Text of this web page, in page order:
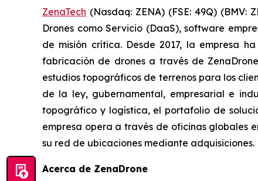
ZenaTech (Nasdaq: ZENA) (FSE: 49Q)
Drones como Servicio (DaaS), software
de misión crítica. Desde 2017, la empresa
fabricación de drones a través de
estudios topográficos de terrenos para los
de la ley, gubernamental, empresarial e
topográfico y logística, el portafolio de
empresa opera a través de oficinas globales
su red de ubicaciones mediante adquisiciones.
Acerca de ZenaDrone